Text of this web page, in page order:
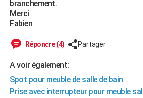
Dictionnaire
Biographies
Citations
Expressions
Proverbes
PROGRAMME TV
COPAINS D'AVANT
S'inscrire
Se connecter
Lycées
Collèges
Primaires
Universités
Entreprises
Service militaire
Avis de recherche
AVIS DE DÉCÈS
FORUM
Bricolage
Lifestyle
Culture
Sport
Auto
Television
Voyage
Cinema
branchement.
Merci
Fabien
Répondre (4) Partager
A voir également:
Spot pour meuble de salle de bain
Prise avec interrupteur pour meuble